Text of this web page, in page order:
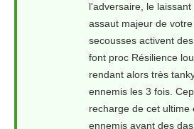
l'adversaire, le
assaut majeur de
secousses activent
font proc Résilience
rendant alors très
ennemis les 3 fois.
recharge de cet ultime
ennemis ayant des